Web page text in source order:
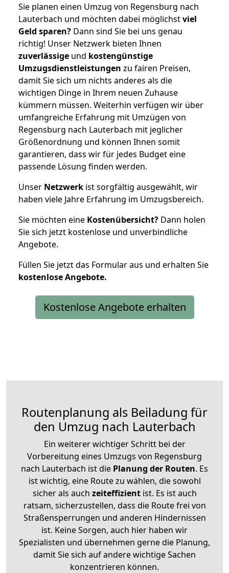
Sie planen einen Umzug von Regensburg nach
Lauterbach und möchten dabei möglichstviel
Geld sparen? Dann sind Sie bei uns genau
richtig! Unser Netzwerk bieten Ihnen
zuverlässige und kostengünstige
Umzugsdienstleistungen zu fairen Preisen,
damit Sie sich um nichts anderes als die
wichtigen Dinge in Ihrem neuen Zuhause
kümmern müssen. Weiterhin verfügen wir über
umfangreiche Erfahrung mit Umzügen von
Regensburg nach Lauterbach mit jeglicher
Größenordnung und können Ihnen somit
garantieren, dass wir für jedes Budget eine
passende Lösung finden werden.
Unser Netzwerk ist sorgfältig ausgewählt, wir
haben viele Jahre Erfahrung im Umzugsbereich.
Sie möchten eine Kostenübersicht? Dann holen
Sie sich jetzt kostenlose und unverbindliche
Angebote.
Füllen Sie jetzt das Formular aus und erhalten Sie
kostenloseAngebote.
Kostenlose Angebote erhalten
Routenplanung als Beiladung für
den Umzug nach Lauterbach
Ein weiterer wichtiger Schritt bei der
Vorbereitung eines Umzugs von Regensburg
nach Lauterbach ist die Planung der Routen. Es
ist wichtig, eine Route zu wählen, die sowohl
sicher als auch zeiteffizientist. Es ist auch
ratsam, sicherzustellen, dass die Route frei von
Straßensperrungen und anderen Hindernissen
ist. Keine Sorgen, auch hier haben wir
Spezialisten und übernehmen gerne die Planung,
damit Sie sich auf andere wichtige Sachen
konzentrieren können.